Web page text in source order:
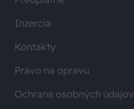
Inzercia
Kontakty
Právo na opravu
Ochrana osobných údajov